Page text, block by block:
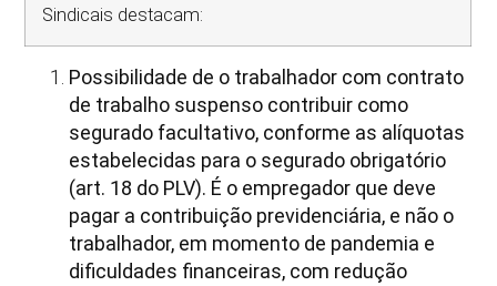
Sindicais destacam:
Possibilidade de o trabalhador com contrato
de trabalho suspenso contribuir como
segurado facultativo, conforme as alíquotas
estabelecidas para o segurado obrigatório
(art. 18 do PLV). É o empregador que deve
pagar a contribuição previdenciária, e não o
trabalhador, em momento de pandemia e
dificuldades financeiras, com redução